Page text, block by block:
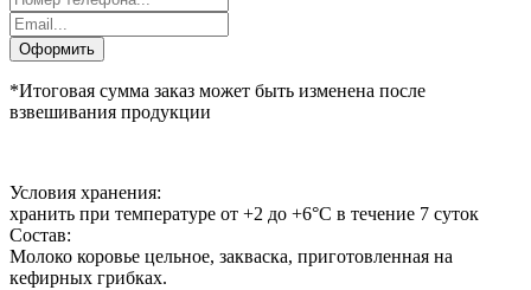
Оформить
*Итоговая сумма заказ может быть изменена после
взвешивания продукции
Условия хранения:
хранить при температуре от +2 до +6°С в течение 7 суток
Состав:
Молоко коровье цельное, закваска, приготовленная на
кефирных грибках.